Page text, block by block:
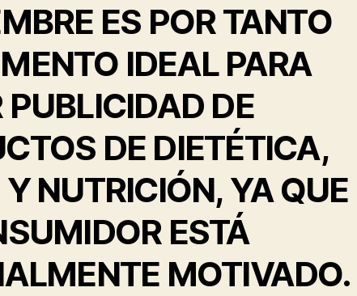
ES POR TANTO
IDEAL PARA
PUBLICIDAD DE
DE DIETÉTICA,
NUTRICIÓN, YA QUE
ESTÁ
MOTIVADO.